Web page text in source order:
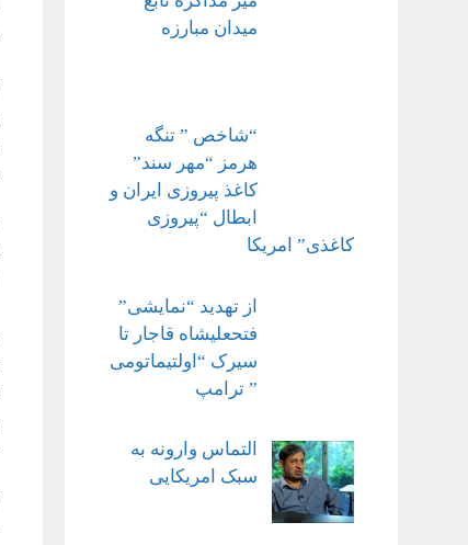
میدان مبارزه
“شاخص ” تنگه
هرمز “مهر سند”
کاغذ پیروزی ایران و
ابطال “پیروزی
کاغذی” امریکا
از تهدید “نمایشی”
فتحعلیشاه قاجار تا
سیرک “اولتیماتومی
” ترامپ
التماس وارونه به
سبک امریکایی